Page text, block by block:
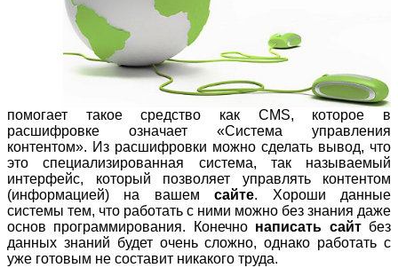
помогает такое средство как CMS, которое в
расшифровке означает «Система управления
контентом». Из расшифровки можно сделать вывод, что
это специализированная система, так называемый
интерфейс, который позволяет управлять контентом
(информацией) на вашемсайте. Хороши данные
системы тем, что работать с ними можно без знания даже
основ программирования. Конечно написать сайтбез
данных знаний будет очень сложно, однако работать с
уже готовым не составит никакого труда.